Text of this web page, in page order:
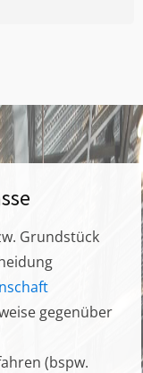
Grundstück
gegenüber
(bspw.